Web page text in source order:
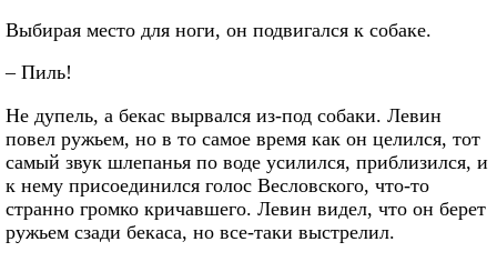
Выбирая место для ноги, он подвигался к собаке.
– Пиль!
Не дупель, а бекас вырвался из-под собаки. Левин
повел ружьем, но в то самое время как он целился, тот
самый звук шлепанья по воде усилился, приблизился, и
к нему присоединился голос Весловского, что-то
странно громко кричавшего. Левин видел, что он берет
ружьем сзади бекаса, но все-таки выстрелил.